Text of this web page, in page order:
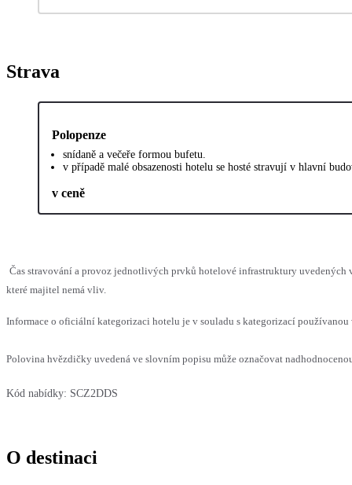
Strava
Polopenze
snídaně a večeře formou bufetu.
v případě malé obsazenosti hotelu se hosté stravují v hlavní
v ceně
Čas stravování a provoz jednotlivých prvků hotelové infrastruktury uvedených
které majitel nemá vliv.
Informace o oficiální kategorizaci hotelu je v souladu s kategorizací
Polovina hvězdičky uvedená ve slovním popisu může označovat
Kód nabídky: SCZ2DDS
O destinaci